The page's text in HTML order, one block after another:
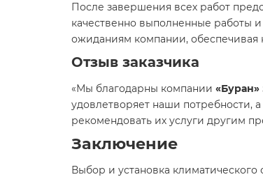
После завершения всех работ
качественно выполненные работы
ожиданиям компании,
Отзыв заказчика
«Мы благодарны компании «Буран»
удовлетворяет наши потребности,
рекомендовать их услуги другим
Заключение
Выбор и установка